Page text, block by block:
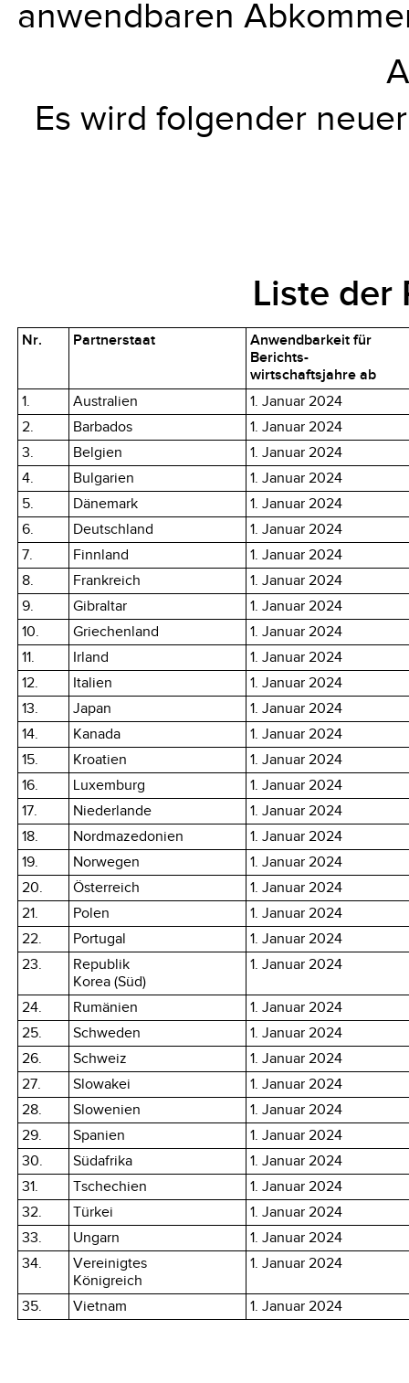
anwendbaren
Es wird folgender
Liste der
Nr. Partnerstaat
Anwendbarkeit für
Berichts-
wirtschaftsjahre ab
1.
Australien
1. Januar 2024
2.
Barbados
1. Januar 2024
3.
Belgien
1. Januar 2024
4.
Bulgarien
1. Januar 2024
5.
Dänemark
1. Januar 2024
6.
Deutschland
1. Januar 2024
7.
Finnland
1. Januar 2024
8.
Frankreich
1. Januar 2024
9.
Gibraltar
1. Januar 2024
10.
Griechenland
1. Januar 2024
11.
Irland
1. Januar 2024
12.
Italien
1. Januar 2024
13.
Japan
1. Januar 2024
14.
Kanada
1. Januar 2024
15.
Kroatien
1. Januar 2024
16.
Luxemburg
1. Januar 2024
17.
Niederlande
1. Januar 2024
18.
Nordmazedonien
1. Januar 2024
19.
Norwegen
1. Januar 2024
20.
Österreich
1. Januar 2024
21.
Polen
1. Januar 2024
22.
Portugal
1. Januar 2024
23.
Republik
Korea (Süd)
1. Januar 2024
24. Rumänien
1. Januar 2024
25.
Schweden
1. Januar 2024
26.
Schweiz
1. Januar 2024
27.
Slowakei
1. Januar 2024
28.
Slowenien
1. Januar 2024
29.
Spanien
1. Januar 2024
30.
Südafrika
1. Januar 2024
31.
Tschechien
1. Januar 2024
32.
Türkei
1. Januar 2024
33.
Ungarn
1. Januar 2024
34.
Vereinigtes
Königreich
1. Januar 2024
35. Vietnam 1. Januar 2024